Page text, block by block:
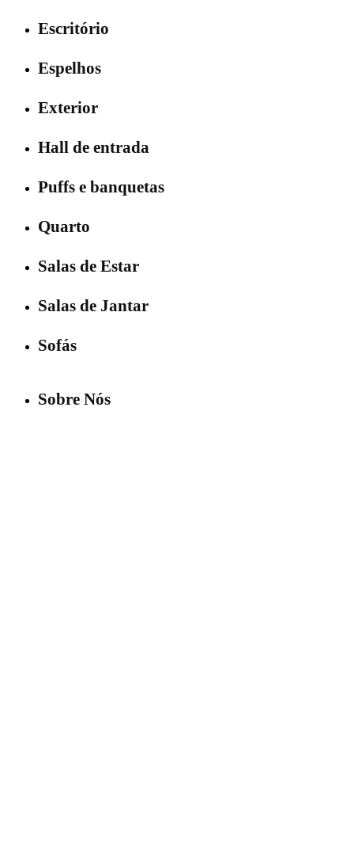
Escritório
Espelhos
Exterior
Hall de entrada
Puffs e banquetas
Quarto
Salas de Estar
Salas de Jantar
Sofás
Sobre Nós